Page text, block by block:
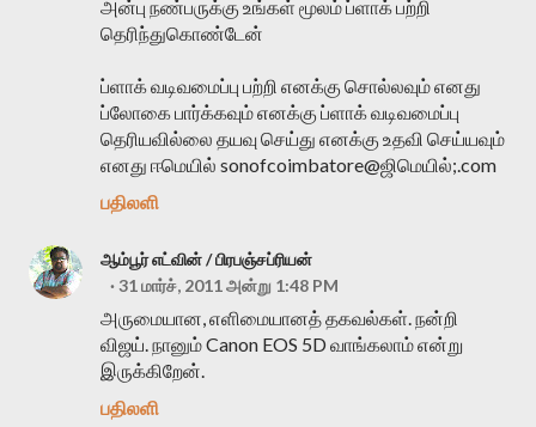
அன்பு நண்பருக்கு உங்கள் மூலம் ப்ளாக் பற்றி
தெரிந்துகொண்டேன்
ப்ளாக் வடிவமைப்பு பற்றி எனக்கு சொல்லவும் எனது
ப்லோகை பார்க்கவும் எனக்கு ப்ளாக் வடிவமைப்பு
தெரியவில்லை தயவு செய்து எனக்கு உதவி செய்யவும்
எனது ஈமெயில் sonofcoimbatore@ஜிமெயில்;.com
பதிலளி
ஆம்பூர் எட்வின் / பிரபஞ்சப்ரியன்
31 மார்ச், 2011 அன்று 1:48 PM
அருமையான, எளிமையானத் தகவல்கள். நன்றி
விஜய். நானும் Canon EOS 5D வாங்கலாம் என்று
இருக்கிறேன்.
பதிலளி